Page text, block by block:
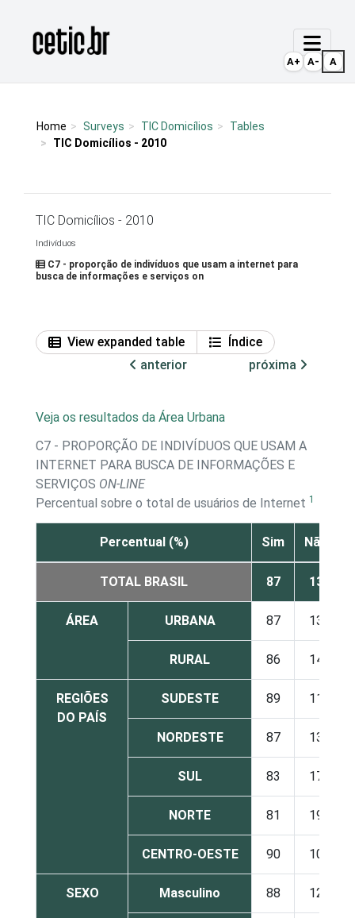
Página inicial
Home Surveys TIC Domicílios
Tables
TIC Domicílios - 2010
TIC Domicílios - 2010
Indivíduos
C7 - proporção de indivíduos que usam a internet para
busca de informações e serviços on
View expanded table
Índice
anterior
próxima
Veja os resultados da Área Urbana
C7 - PROPORÇÃO DE INDIVÍDUOS QUE USAM A
INTERNET PARA BUSCA DE INFORMAÇÕES E
SERVIÇOS ON-LINE
Percentual sobre o total de usuários de Internet 1
Percentual (%) Sim Não
TOTAL BRASIL 87 13
ÁREA URBANA 87 13
RURAL 86 14
REGIÕES
DO PAÍS
SUDESTE 89 11
NORDESTE 87 13
SUL 83 17
NORTE 81 19
CENTRO-OESTE 90 10
SEXO Masculino 88 12
A+ A- A